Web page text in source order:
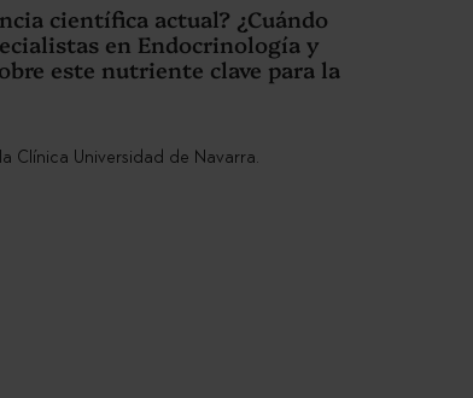
científica actual? ¿Cuándo
en Endocrinología y
este nutriente clave para la